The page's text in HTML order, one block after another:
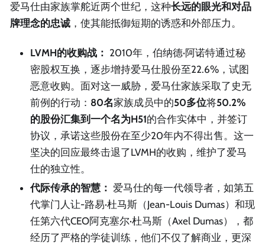
爱马仕由家族掌舵近两个世纪，这种长远的眼光和对品
牌理念的忠诚 ，使其能抵御短期的诱惑和外部压力。
LVMH的收购战： 2010年，伯纳德·阿诺特通过秘
密股权互换，逐步增持爱马仕股份至22.6%，试图
恶意收购。面对这一威胁，爱马仕家族采取了史无
前例的行动： 80名家族成员中的50多位将50.2%
的股份汇集到一个名为H51的合作实体中，并签订
协议，承诺这些股份在至少20年内不得出售。这一
坚决的回应最终击退了LVMH的收购，维护了爱马
仕的独立性。
代际传承的智慧： 爱马仕的每一代领导者，如第五
代掌门人让-路易·杜马斯（Jean-Louis Dumas）和现
任第六代CEO阿克塞尔·杜马斯（Axel Dumas），都
经历了严格的学徒训练，他们不仅了解商业，更深